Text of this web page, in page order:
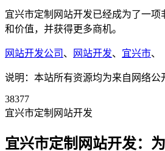
宜兴市定制网站开发已经成为了一
和价值，并获得更多商机。
网站开发公司 、 网站开发、 宜兴市、
说明：本站所有资源均为来自网络公
38377
宜兴市定制网站开发
宜兴市定制网站开发：